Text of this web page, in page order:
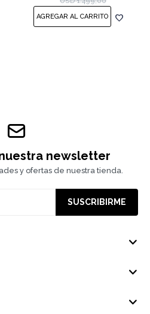
newsletter
y ofertas de nuestra tienda.
SUSCRIBIRME